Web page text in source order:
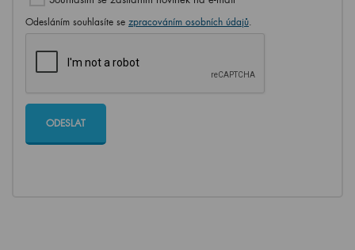
Odesláním souhlasíte se zpracováním osobních údajů.